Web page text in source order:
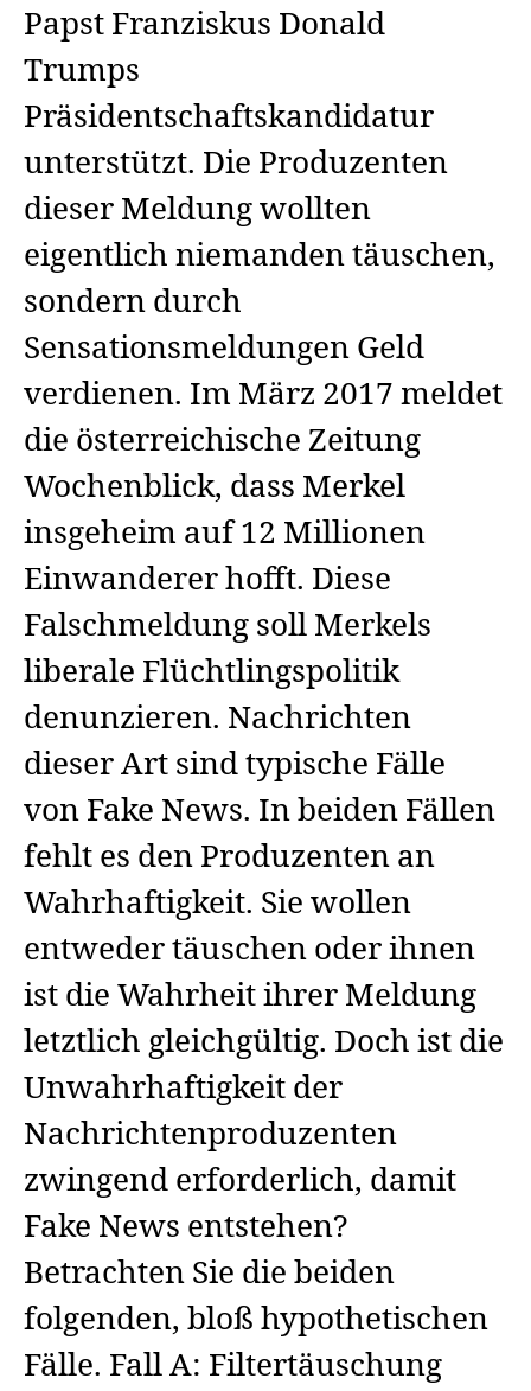
Papst Franziskus Donald
Trumps
Präsidentschaftskandidatur
unterstützt. Die Produzenten
dieser Meldung wollten
eigentlich niemanden täuschen,
sondern durch
Sensationsmeldungen Geld
verdienen. Im März 2017 meldet
die österreichische Zeitung
Wochenblick, dass Merkel
insgeheim auf 12 Millionen
Einwanderer hofft. Diese
Falschmeldung soll Merkels
liberale Flüchtlingspolitik
denunzieren. Nachrichten
dieser Art sind typische Fälle
von Fake News. In beiden Fällen
fehlt es den Produzenten an
Wahrhaftigkeit. Sie wollen
entweder täuschen oder ihnen
ist die Wahrheit ihrer Meldung
letztlich gleichgültig. Doch ist die
Unwahrhaftigkeit der
Nachrichtenproduzenten
zwingend erforderlich, damit
Fake News entstehen?
Betrachten Sie die beiden
folgenden, bloß hypothetischen
Fälle. Fall A: Filtertäuschung